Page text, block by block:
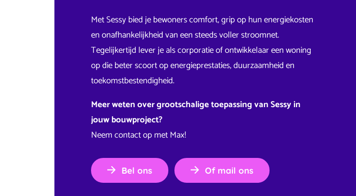
Met Sessy bied je bewoners comfort, grip op hun energiekosten
en onafhankelijkheid van een steeds voller stroomnet.
Tegelijkertijd lever je als corporatie of ontwikkelaar een woning
op die beter scoort op energieprestaties, duurzaamheid en
toekomstbestendigheid.
Meer weten over grootschalige toepassing van Sessy in
jouw bouwproject?
Neem contact op met Max!
Bel ons Of mail ons